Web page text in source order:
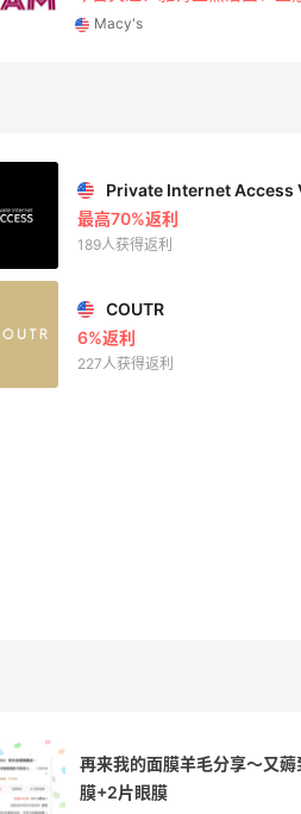
Macy's
Private Internet Access
最高70%返利
189人获得返利
COUTR
6%返利
227人获得返利
再来我的面膜羊毛分享～又
膜+2片眼膜